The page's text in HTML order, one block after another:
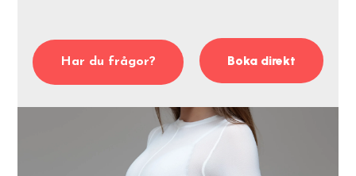
Har du frågor? Boka direkt